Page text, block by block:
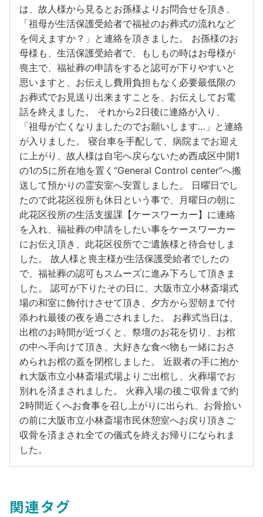
は、故人様から見るとお孫様よりお問合せを頂き、
「祖母が生活保護受給者で福祉のお葬式の流れなど
を伺えますか？」と連絡を頂きました。 お孫様のお
母様も、生活保護受給者で、もしもの時はお母様が
喪主で、福祉葬の申請をすると認可が下りやすいと
思いますと、お伝えし費用負担もなく必要最低限の
お葬式でお見送り出来ますことを、お伝えしてお電
話を終えました。 それから2日後に連絡が入り、
「祖母が亡くなりましたのでお願いします…」と連絡
が入りました。 寝台車を手配して、病院までお迎え
に上がり、故人様は自宅へ戻らないため西成区中開1
の1の5に所在地を置く“General Control center”へ搬
送して預かりの霊安室へ安置しました。 日曜日でし
たので此花区役所も休日という事で、月曜日の朝に
此花区役所の生活支援課【ケースワーカー】に連絡
を入れ、福祉葬の申請をしたい事をケースワーカー
にお伝え頂き、此花区役所でご遺族様と待合せしま
した。 故人様と喪主様が生活保護受給者でしたの
で、福祉葬の認可もスムーズに進み下ろして頂きま
した。 認可が下りたその日に、大阪市立小林斎場式
場の和室に飾付けさせて頂き、夕方から翌朝まで付
添われ最後の夜を過ごされました。 お葬式当日は、
出棺のお時間が近づくと、祭壇のお花を切り、お棺
の中へ手向けて頂き、大好きな食べ物も一緒におさ
められお棺の蓋を閉棺しました。 近親者の手に抱か
れ大阪市立小林斎場式場よりご出棺し、火葬場でお
別れを済まされました。 火葬入場の後ご収骨まで約
2時間近くへお食事を召し上がりに出られ、お骨拾い
の前に大阪市立小林斎場市民休憩室へお戻り頂きご
収骨を済まされ全ての儀式を終えお帰りになられま
した。
関連タグ